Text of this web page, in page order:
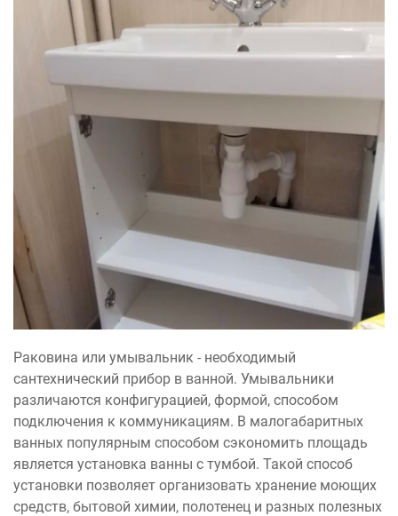
Раковина или умывальник - необходимый
сантехнический прибор в ванной. Умывальники
различаются конфигурацией, формой, способом
подключения к коммуникациям. В малогабаритных
ванных популярным способом сэкономить площадь
является установка ванны с тумбой. Такой способ
установки позволяет организовать хранение моющих
средств, бытовой химии, полотенец и разных полезных